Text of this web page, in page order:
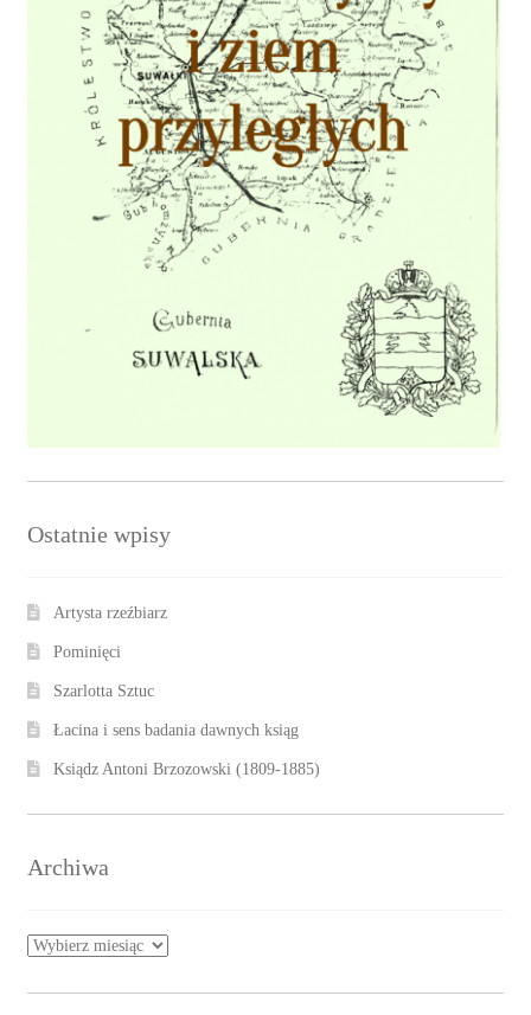
Ostatnie wpisy
Artysta rzeźbiarz
Pominięci
Szarlotta Sztuc
Łacina i sens badania dawnych ksiąg
Ksiądz Antoni Brzozowski (1809-1885)
Archiwa
Archiwa